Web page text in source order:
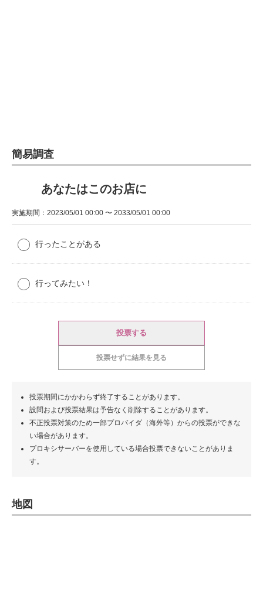
簡易調査
あなたはこのお店に
実施期間：2023/05/01 00:00 〜 2033/05/01 00:00
行ったことがある
行ってみたい！
投票する
投票せずに結果を見る
投票期間にかかわらず終了することがあります。
設問および投票結果は予告なく削除することがあります。
不正投票対策のため一部プロバイダ（海外等）からの投票ができな
い場合があります。
プロキシサーバーを使用している場合投票できないことがありま
す。
地図